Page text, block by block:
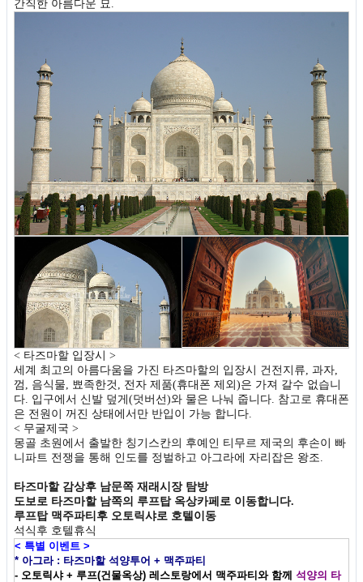
간직한 아름다운 묘.
< 타즈마할 입장시 >
세계 최고의 아름다움을 가진 타즈마할의 입장시 건전지류, 과자,
껌, 음식물, 뾰족한것, 전자 제품(휴대폰 제외)은 가져 갈수 없습니
다. 입구에서 신발 덮게(덧버선)와 물은 나눠 줍니다. 참고로 휴대폰
은 전원이 꺼진 상태에서만 반입이 가능 합니다.
< 무굴제국 >
몽골 초원에서 출발한 칭기스칸의 후예인 티무르 제국의 후손이 빠
니파트 전쟁을 통해 인도를 정벌하고 아그라에 자리잡은 왕조.
타즈마할 감상후 남문쪽 재래시장 탐방
도보로 타즈마할 남쪽의 루프탑 옥상카페로 이동합니다.
루프탑 맥주파티후 오토릭샤로 호텔이동
석식후 호텔휴식
< 특별 이벤트 >
* 아그라 : 타즈마할 석양투어 + 맥주파티
- 오토릭샤 + 루프(건물옥상) 레스토랑에서 맥주파티와 함께 석양의 타